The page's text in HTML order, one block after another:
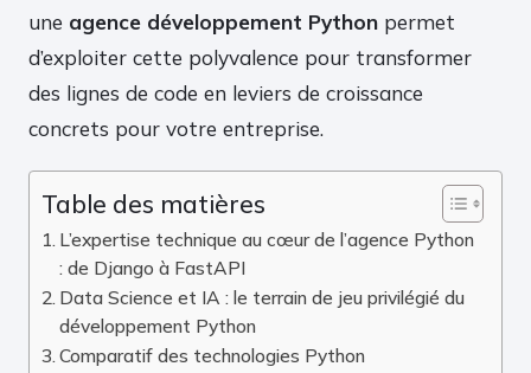
une agence développement Python permet
d’exploiter cette polyvalence pour transformer
des lignes de code en leviers de croissance
concrets pour votre entreprise.
Table des matières
L’expertise technique au cœur de l’agence Python
: de Django à FastAPI
Data Science et IA : le terrain de jeu privilégié du
développement Python
Comparatif des technologies Python